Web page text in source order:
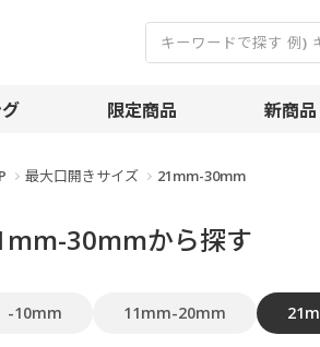
限定商品 新商品
最大口開きサイズ 21mm-30mm
30mmから探す
-10mm 11mm-20mm